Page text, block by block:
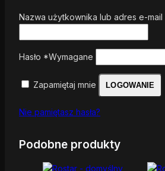
Nazwa użytkownika lub adres e-mail
Hasło *Wymagane
Zapamiętaj mnie LOGOWANIE
Nie pamiętasz hasła?
Podobne produkty